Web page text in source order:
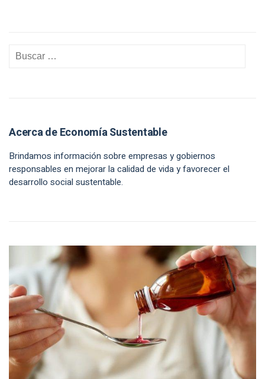
Acerca de Economía Sustentable
Brindamos información sobre empresas y gobiernos
responsables en mejorar la calidad de vida y favorecer el
desarrollo social sustentable.